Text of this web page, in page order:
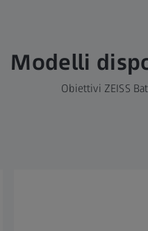
Modelli
Obiettivi ZEISS